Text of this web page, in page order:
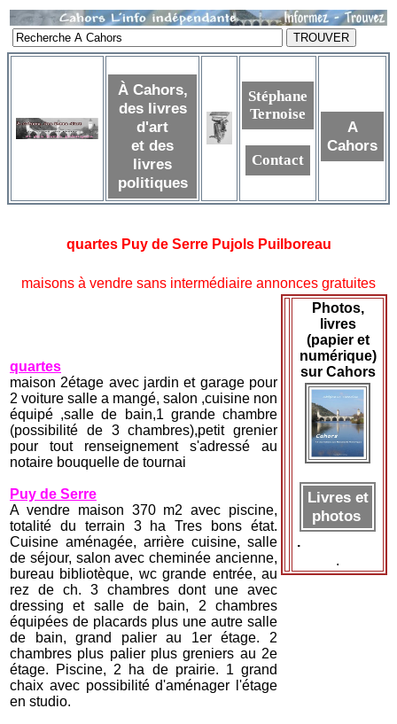
À Cahors,
des livres
d'art
et des
livres
politiques
Stéphane
Ternoise
Contact
A
Cahors
quartes Puy de Serre Pujols Puilboreau
maisons à vendre sans intermédiaire annonces gratuites
quartes
maison 2étage avec jardin et garage pour
2 voiture salle a mangé, salon ,cuisine non
équipé ,salle de bain,1 grande chambre
(possibilité de 3 chambres),petit grenier
pour tout renseignement s'adressé au
notaire bouquelle de tournai
Puy de Serre
A vendre maison 370 m2 avec piscine,
totalité du terrain 3 ha Tres bons état.
Cuisine aménagée, arrière cuisine, salle
de séjour, salon avec cheminée ancienne,
bureau bibliotèque, wc grande entrée, au
rez de ch. 3 chambres dont une avec
dressing et salle de bain, 2 chambres
équipées de placards plus une autre salle
de bain, grand palier au 1er étage. 2
chambres plus palier plus greniers au 2e
étage. Piscine, 2 ha de prairie. 1 grand
chaix avec possibilité d'aménager l'étage
en studio.
Photos,
livres
(papier et
numérique)
sur Cahors
Livres et
photos
.
.